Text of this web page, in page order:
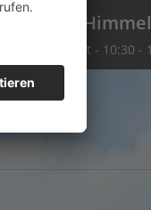
Mariä
16. August - 10:30 -